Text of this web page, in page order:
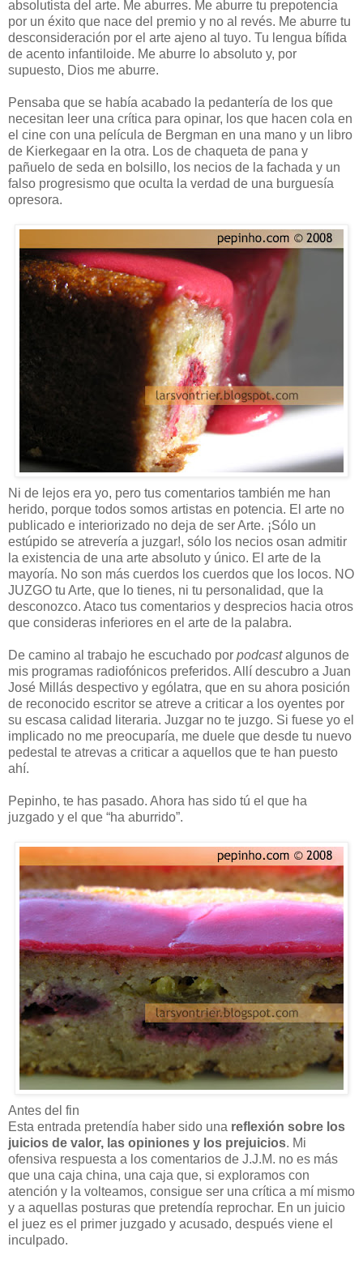
absolutista del arte. Me aburres. Me aburre tu prepotencia
por un éxito que nace del premio y no al revés. Me aburre tu
desconsideración por el arte ajeno al tuyo. Tu lengua bífida
de acento infantiloide. Me aburre lo absoluto y, por
supuesto, Dios me aburre.
Pensaba que se había acabado la pedantería de los que
necesitan leer una crítica para opinar, los que hacen cola en
el cine con una película de Bergman en una mano y un libro
de Kierkegaar en la otra. Los de chaqueta de pana y
pañuelo de seda en bolsillo, los necios de la fachada y un
falso progresismo que oculta la verdad de una burguesía
opresora.
Ni de lejos era yo, pero tus comentarios también me han
herido, porque todos somos artistas en potencia. El arte no
publicado e interiorizado no deja de ser Arte. ¡Sólo un
estúpido se atrevería a juzgar!, sólo los necios osan admitir
la existencia de una arte absoluto y único. El arte de la
mayoría. No son más cuerdos los cuerdos que los locos. NO
JUZGO tu Arte, que lo tienes, ni tu personalidad, que la
desconozco. Ataco tus comentarios y desprecios hacia otros
que consideras inferiores en el arte de la palabra.
De camino al trabajo he escuchado por podcastalgunos de
mis programas radiofónicos preferidos. Allí descubro a Juan
José Millás despectivo y ególatra, que en su ahora posición
de reconocido escritor se atreve a criticar a los oyentes por
su escasa calidad literaria. Juzgar no te juzgo. Si fuese yo el
implicado no me preocuparía, me duele que desde tu nuevo
pedestal te atrevas a criticar a aquellos que te han puesto
ahí.
Pepinho, te has pasado. Ahora has sido tú el que ha
juzgado y el que “ha aburrido”.
Antes del fin
Esta entrada pretendía haber sido una reflexión sobre los
juicios de valor, las opiniones y los prejuicios. Mi
ofensiva respuesta a los comentarios de J.J.M. no es más
que una caja china, una caja que, si exploramos con
atención y la volteamos, consigue ser una crítica a mí mismo
y a aquellas posturas que pretendía reprochar. En un juicio
el juez es el primer juzgado y acusado, después viene el
inculpado.